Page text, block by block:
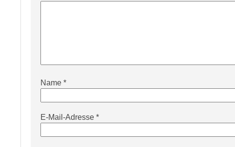
Name *
E-Mail-Adresse *